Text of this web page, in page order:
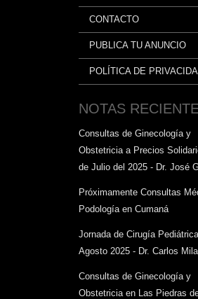
CONTACTO
PUBLICA TU ANUNCIO
POLÍTICA DE
NOTAS
Consultas de Ginecología y
Obstetricia a Precios
de Julio del 2025 - Dr. José
Próximamente Consultas
Podología en Cumaná
Jornada de Cirugía
Agosto 2025 - Dr. Carlos
Consultas de Ginecología y
Obstetricia en Las Piedras